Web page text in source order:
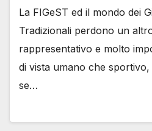
La FIGeST ed il mondo dei
Tradizionali perdono un
rappresentativo e molto
di vista umano che
se…